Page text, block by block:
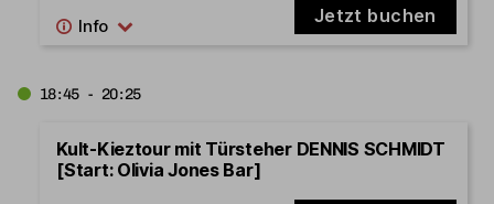
Jetzt buchen
18:45 - 20:25
Kult-Kieztour mit Türsteher DENNIS SCHMIDT
[Start: Olivia Jones Bar]